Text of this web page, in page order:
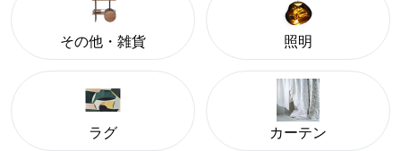
その他・雑貨 照明
ラグ カーテン